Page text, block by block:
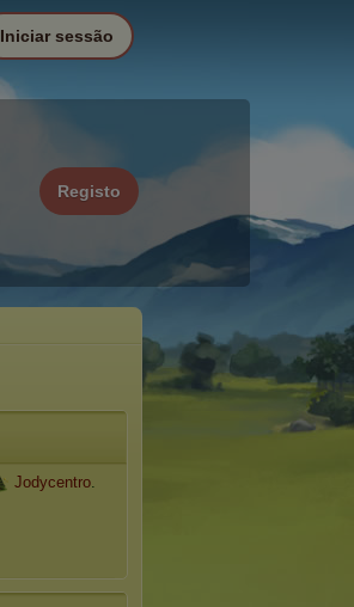
Registo
Iniciar sessão
Jodycentro.